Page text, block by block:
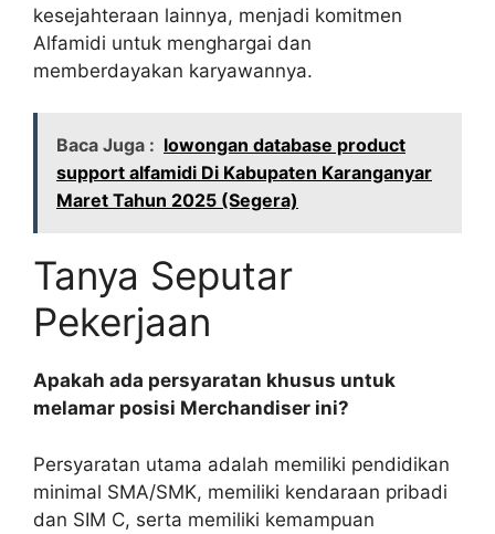
kesejahteraan lainnya, menjadi komitmen
Alfamidi untuk menghargai dan
memberdayakan karyawannya.
Baca Juga : lowongan database product
support alfamidi Di Kabupaten Karanganyar
Maret Tahun 2025 (Segera)
Tanya Seputar
Pekerjaan
Apakah ada persyaratan khusus untuk
melamar posisi Merchandiser ini?
Persyaratan utama adalah memiliki pendidikan
minimal SMA/SMK, memiliki kendaraan pribadi
dan SIM C, serta memiliki kemampuan